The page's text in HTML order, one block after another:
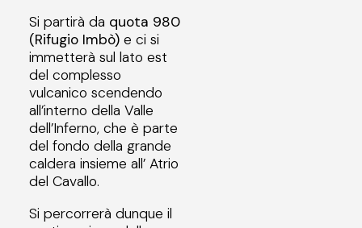
Si partirà da quota 980
(Rifugio Imbò) e ci si
immetterà sul lato est
del complesso
vulcanico scendendo
all’interno della Valle
dell’Inferno, che è parte
del fondo della grande
caldera insieme all’ Atrio
del Cavallo.
Si percorrerà dunque il